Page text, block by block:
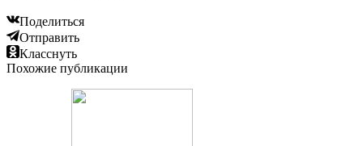
Поделиться
Отправить
Класснуть
Похожие публикации